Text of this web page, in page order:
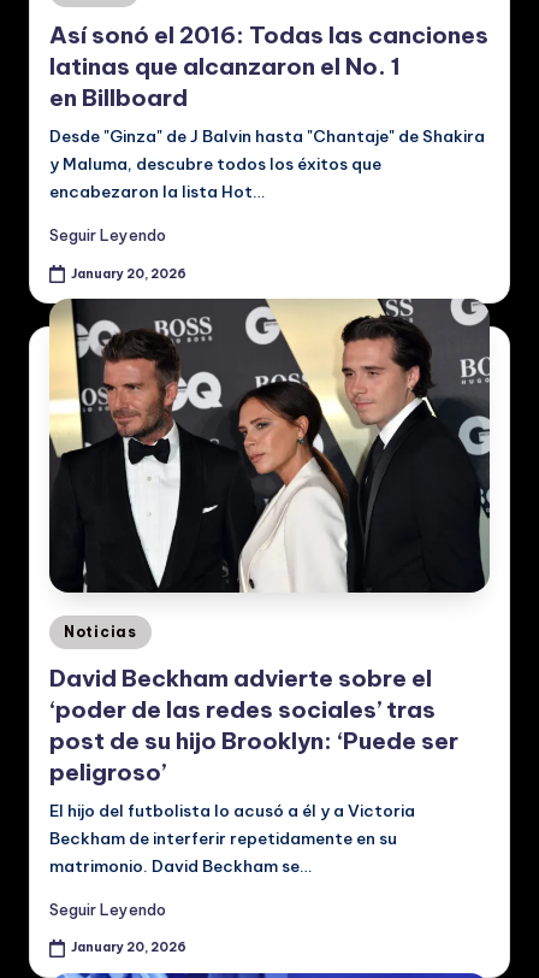
in
Así sonó el 2016: Todas las canciones
latinas que alcanzaron el No. 1
en Billboard
Desde "Ginza" de J Balvin hasta "Chantaje" de Shakira
y Maluma, descubre todos los éxitos que
encabezaron la lista Hot…
Seguir Leyendo
January 20, 2026
Posted
Noticias
David Beckham advierte sobre el
‘poder de las redes sociales’ tras
post de su hijo Brooklyn: ‘Puede ser
peligroso’
El hijo del futbolista lo acusó a él y a Victoria
Beckham de interferir repetidamente en su
matrimonio. David Beckham se…
Seguir Leyendo
January 20, 2026